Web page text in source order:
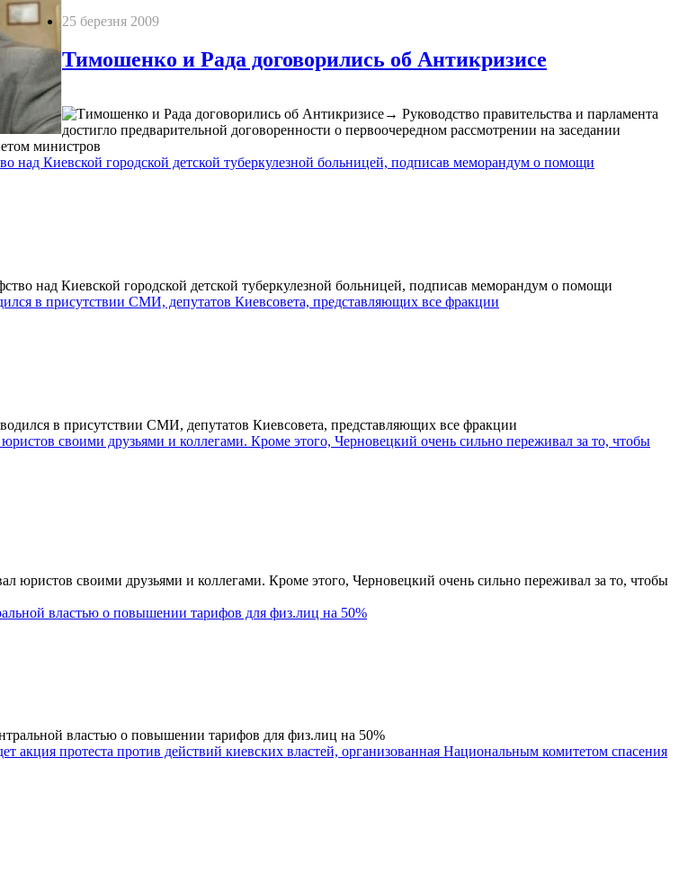
25 березня 2009
Тимошенко и Рада договорились об Антикризисе
→ Руководство правительства и парламента
достигло предварительной договоренности о первоочередном рассмотрении на заседании
министров
над Киевской городской детской туберкулезной больницей, подписав меморандум о помощи
над Киевской городской детской туберкулезной больницей, подписав меморандум о помощи
в присутствии СМИ, депутатов Киевсовета, представляющих все фракции
в присутствии СМИ, депутатов Киевсовета, представляющих все фракции
своими друзьями и коллегами. Кроме этого, Черновецкий очень сильно переживал за то, чтобы
юристов своими друзьями и коллегами. Кроме этого, Черновецкий очень сильно переживал за то, чтобы
властью о повышении тарифов для физ.лиц на 50%
властью о повышении тарифов для физ.лиц на 50%
акция протеста против действий киевских властей, организованная Национальным комитетом спасения